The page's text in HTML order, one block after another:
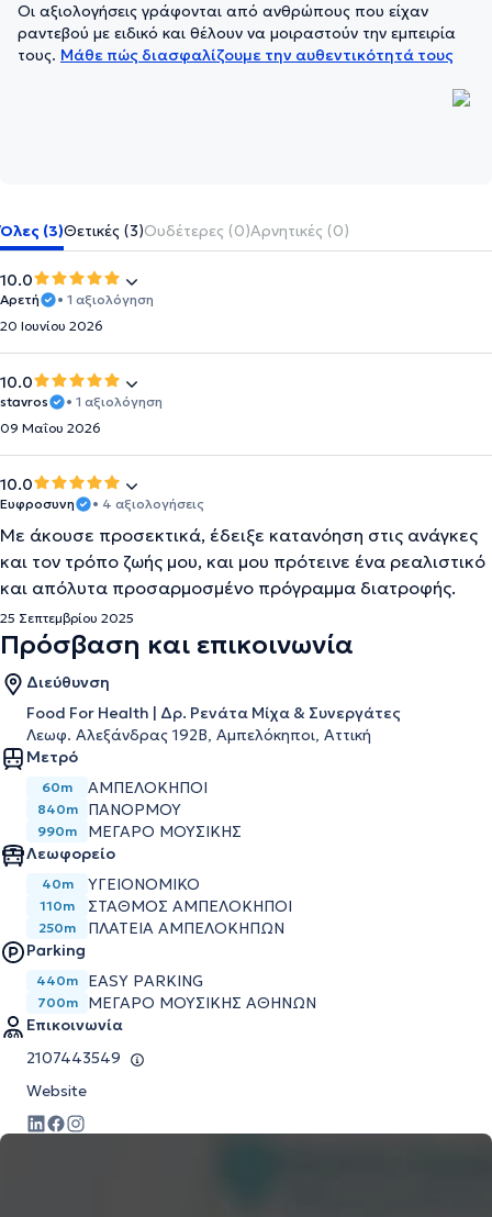
Οι αξιολογήσεις γράφονται από ανθρώπους που είχαν
ραντεβού με ειδικό και θέλουν να μοιραστούν την εμπειρία
τους. Μάθε πώς διασφαλίζουμε την αυθεντικότητά τους
Όλες (3)Θετικές (3)Ουδέτερες (0)Αρνητικές (0)
10.0
Αρετή
• 1 αξιολόγηση
20 Ιουνίου 2026
10.0
stavros
• 1 αξιολόγηση
09 Μαΐου 2026
10.0
Ευφροσυνη • 4 αξιολογήσεις
Με άκουσε προσεκτικά, έδειξε κατανόηση στις ανάγκες
και τον τρόπο ζωής μου, και μου πρότεινε ένα ρεαλιστικό
και απόλυτα προσαρμοσμένο πρόγραμμα διατροφής.
25 Σεπτεμβρίου 2025
Πρόσβαση και επικοινωνία
Διεύθυνση
Food For Health | Δρ. Ρενάτα Μίχα & Συνεργάτες
Λεωφ. Αλεξάνδρας 192Β, Αμπελόκηποι, Αττική
Μετρό
60m ΑΜΠΕΛΌΚΗΠΟΙ
840m ΠΑΝΌΡΜΟΥ
990m
ΜΈΓΑΡΟ ΜΟΥΣΙΚΉΣ
Λεωφορείο
40m ΥΓΕΙΟΝΟΜΙΚΟ
110m ΣΤΑΘΜΟΣ ΑΜΠΕΛΟΚΗΠΟΙ
250m
ΠΛΑΤΕΙΑ ΑΜΠΕΛΟΚΗΠΩΝ
Parking
440m EASY PARKING
700m
ΜΕΓΆΡΟ ΜΟΥΣΙΚΉΣ ΑΘΗΝΏΝ
Επικοινωνία
2107443549
Website